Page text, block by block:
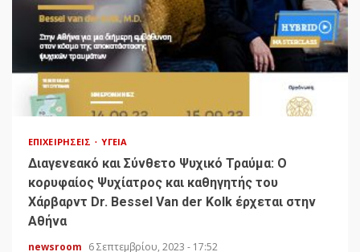
ΕΠΙΧΕΙΡΉΣΕΙΣ ΥΓΕΊΑ
Διαγενεακό και Σύνθετο Ψυχικό Τραύμα: Ο
κορυφαίος Ψυχίατρος και καθηγητής του
Χάρβαρντ Dr. Bessel Van der Kolk έρχεται στην
Αθήνα
newsroom 6 Σεπτεμβρίου, 2023 - 17:52